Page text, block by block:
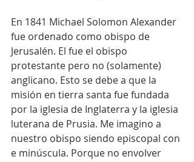
En 1841 Michael Solomon Alexander
fue ordenado como obispo de
Jerusalén. El fue el obispo
protestante pero no (solamente)
anglicano. Esto se debe a que la
misión en tierra santa fue fundada
por la iglesia de Inglaterra y la iglesia
luterana de Prusia. Me imagino a
nuestro obispo siendo episcopal con
e minúscula. Porque no envolver